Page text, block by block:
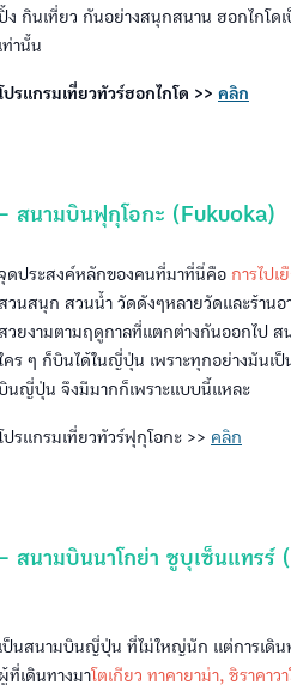
ง กินเที่ยว กันอย่างสนุกสนาน ฮอกไกโด
เท่านั้น
ปรแกรมเที่ยวทัวร์ฮอกไกโด >> คลิก
- สนามบินฟุกุโอกะ (Fukuoka)
ดประสงค์หลักของคนที่มาที่นี่คือ การไปเ
สวนสนุก สวนน้ำ วัดดังๆหลายวัดและร้านอ
สวยงามตามฤดูกาลที่แตกต่างกันออกไป ส
คร ๆ ก็บินได้ในญี่ปุ่น เพราะทุกอย่างมันเ
นญี่ปุ่น จึงมีมากก็เพราะแบบนี้แหละ
ปรแกรมเที่ยวทัวร์ฟุกุโอกะ >> คลิก
- สนามบินนาโกย่า ชูบุเซ็นแทร
เป็นสนามบินญี่ปุ่น ที่ไม่ใหญ่นัก แต่การเดิน
ผู้ที่เดินทางมาโตเกียว ทาคายาม่า, ชิราคาว